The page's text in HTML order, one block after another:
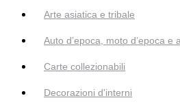
Arte asiatica e tribale
Auto d’epoca, moto d’epoca e
Carte collezionabili
Decorazioni d'interni